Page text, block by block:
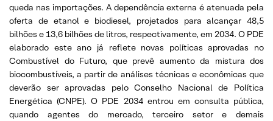
queda nas importações. A dependência externa é atenuada pela
oferta de etanol e biodiesel, projetados para alcançar 48,5
bilhões e 13,6 bilhões de litros, respectivamente, em 2034. O PDE
elaborado este ano já reflete novas políticas aprovadas no
Combustível do Futuro, que prevê aumento da mistura dos
biocombustíveis, a partir de análises técnicas e econômicas que
deverão ser aprovadas pelo Conselho Nacional de Política
Energética (CNPE). O PDE 2034 entrou em consulta pública,
quando agentes do mercado, terceiro setor e demais